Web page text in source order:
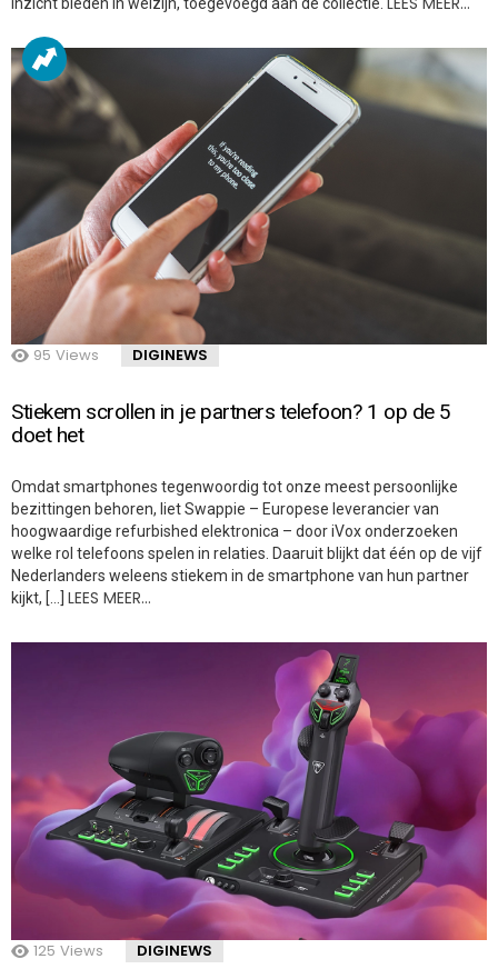
95 Views DIGINEWS
Stiekem scrollen in je partners telefoon? 1 op de 5
doet het
Omdat smartphones tegenwoordig tot onze meest persoonlijke
bezittingen behoren, liet Swappie – Europese leverancier van
hoogwaardige refurbished elektronica – door iVox onderzoeken
welke rol telefoons spelen in relaties. Daaruit blijkt dat één op de vijf
Nederlanders weleens stiekem in de smartphone van hun partner
kijkt, […] LEES MEER…
125 Views DIGINEWS